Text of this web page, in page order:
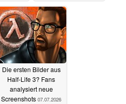
Die ersten Bilder aus
Half-Life 3? Fans
analysiert neue
Screenshots 07.07.2026